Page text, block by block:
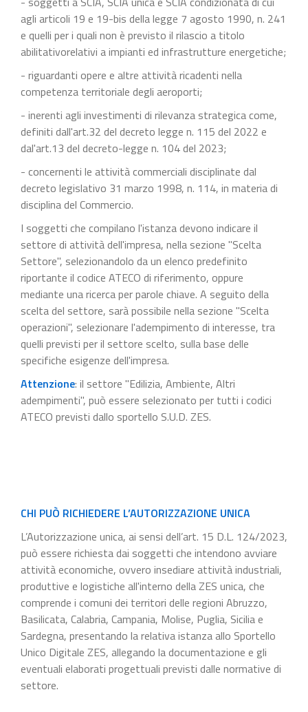
agli articoli 19 e 19-bis della legge 7 agosto 1990, n. 241
e quelli per i quali non è previsto il rilascio a titolo
abilitativorelativi a impianti ed infrastrutture energetiche;
- riguardanti opere e altre attività ricadenti nella
competenza territoriale degli aeroporti;
- inerenti agli investimenti di rilevanza strategica come,
definiti dall'art.32 del decreto legge n. 115 del 2022 e
dal'art.13 del decreto-legge n. 104 del 2023;
- concernenti le attività commerciali disciplinate dal
decreto legislativo 31 marzo 1998, n. 114, in materia di
disciplina del Commercio.
I soggetti che compilano l'istanza devono indicare il
settore di attività dell'impresa, nella sezione "Scelta
Settore", selezionandolo da un elenco predefinito
riportante il codice ATECO di riferimento, oppure
mediante una ricerca per parole chiave. A seguito della
scelta del settore, sarà possibile nella sezione "Scelta
operazioni", selezionare l'adempimento di interesse, tra
quelli previsti per il settore scelto, sulla base delle
specifiche esigenze dell'impresa.
Attenzione: il settore "Edilizia, Ambiente, Altri
adempimenti", può essere selezionato per tutti i codici
ATECO previsti dallo sportello S.U.D. ZES.
CHI PUÒ RICHIEDERE L’AUTORIZZAZIONE UNICA
L’Autorizzazione unica, ai sensi dell’art. 15 D.L. 124/2023,
può essere richiesta dai soggetti che intendono avviare
attività economiche, ovvero insediare attività industriali,
produttive e logistiche all'interno della ZES unica, che
comprende i comuni dei territori delle regioni Abruzzo,
Basilicata, Calabria, Campania, Molise, Puglia, Sicilia e
Sardegna, presentando la relativa istanza allo Sportello
Unico Digitale ZES, allegando la documentazione e gli
eventuali elaborati progettuali previsti dalle normative di
settore.